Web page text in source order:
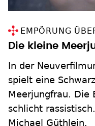
EMPÖRUNG
Die kleine
In der
spielt eine
Meerjungfrau. Die
schlicht
Michael Güthlein.